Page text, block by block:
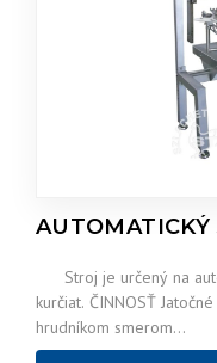
Stroj je určený na
kurčiat. ČINNOSŤ
hrudníkom smerom…